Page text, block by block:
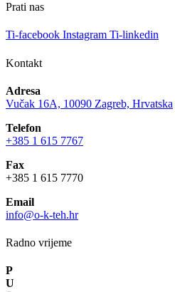
Prati nas
Ti-facebook Instagram Ti-linkedin
Kontakt
Adresa
Vučak 16A, 10090 Zagreb, Hrvatska
Telefon
+385 1 615 7767
Fax
+385 1 615 7770
Email
info@o-k-teh.hr
Radno vrijeme
P
U